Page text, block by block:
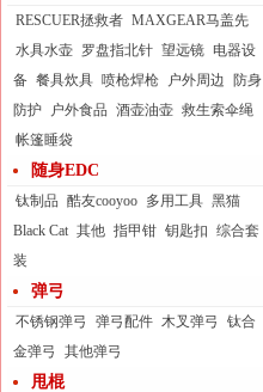
RESCUER拯救者 MAXGEAR马盖先
水具水壶 罗盘指北针 望远镜 电器设
备 餐具炊具 喷枪焊枪 户外周边
防身
防护
户外食品 酒壶油壶 救生索伞绳
帐篷睡袋
随身EDC
钛制品 酷友cooyoo 多用工具 黑猫
Black Cat 其他 指甲钳 钥匙扣 综合套
装
弹弓
不锈钢弹弓 弹弓配件 木叉弹弓
钛合
金弹弓
其他弹弓
甩棍